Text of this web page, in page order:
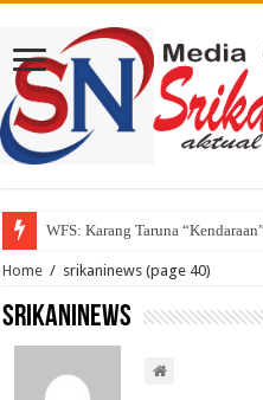
WFS: Karang Taruna
Home / srikaninews (page 40)
srikaninews